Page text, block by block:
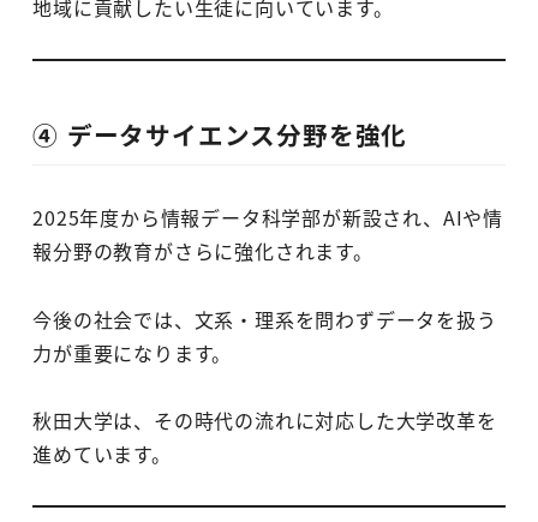
地域に貢献したい生徒に向いています。
④ データサイエンス分野を強化
2025年度から情報データ科学部が新設され、AIや情
報分野の教育がさらに強化されます。
今後の社会では、文系・理系を問わずデータを扱う
力が重要になります。
秋田大学は、その時代の流れに対応した大学改革を
進めています。